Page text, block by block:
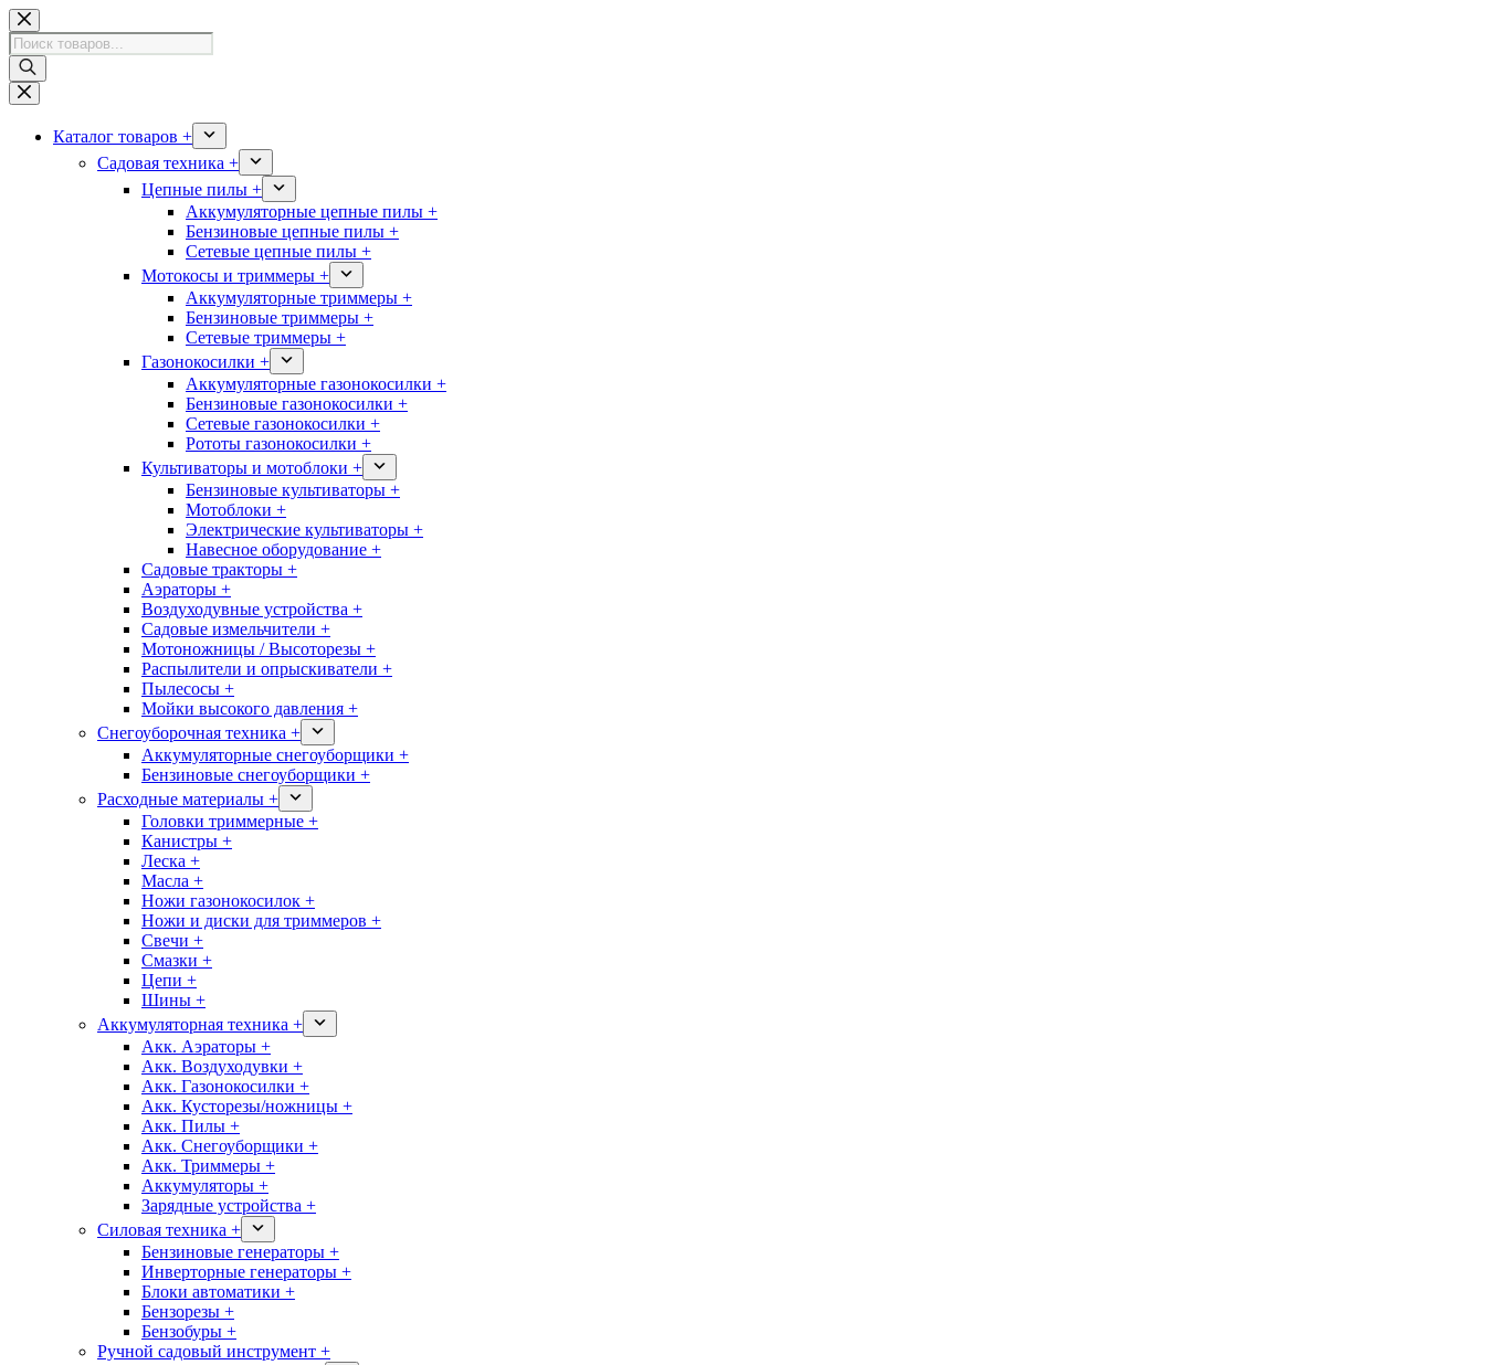
Перейти
к
сути
Поиск
товаров
Каталог товаров +
Садовая техника +
Цепные пилы +
Аккумуляторные цепные пилы +
Бензиновые цепные пилы +
Сетевые цепные пилы +
Мотокосы и триммеры +
Аккумуляторные триммеры +
Бензиновые триммеры +
Сетевые триммеры +
Газонокосилки +
Аккумуляторные газонокосилки +
Бензиновые газонокосилки +
Сетевые газонокосилки +
Рототы газонокосилки +
Культиваторы и мотоблоки +
Бензиновые культиваторы +
Мотоблоки +
Электрические культиваторы +
Навесное оборудование +
Садовые тракторы +
Аэраторы +
Воздуходувные устройства +
Садовые измельчители +
Мотоножницы / Высоторезы +
Распылители и опрыскиватели +
Пылесосы +
Мойки высокого давления +
Снегоуборочная техника +
Аккумуляторные снегоуборщики +
Бензиновые снегоуборщики +
Расходные материалы +
Головки триммерные +
Канистры +
Леска +
Масла +
Ножи газонокосилок +
Ножи и диски для триммеров +
Свечи +
Смазки +
Цепи +
Шины +
Аккумуляторная техника +
Акк. Аэраторы +
Акк. Воздуходувки +
Акк. Газонокосилки +
Акк. Кусторезы/ножницы +
Акк. Пилы +
Акк. Снегоуборщики +
Акк. Триммеры +
Аккумуляторы +
Зарядные устройства +
Силовая техника +
Бензиновые генераторы +
Инверторные генераторы +
Блоки автоматики +
Бензорезы +
Бензобуры +
Ручной садовый инструмент +